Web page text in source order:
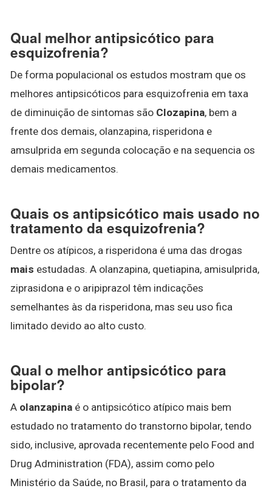
Qual melhor antipsicótico para
esquizofrenia?
De forma populacional os estudos mostram que os
melhores antipsicóticos para esquizofrenia em taxa
de diminuição de sintomas são Clozapina, bem a
frente dos demais, olanzapina, risperidona e
amsulprida em segunda colocação e na sequencia os
demais medicamentos.
Quais os antipsicótico mais usado no
tratamento da esquizofrenia?
Dentre os atípicos, a risperidona é uma das drogas
mais estudadas. A olanzapina, quetiapina, amisulprida,
ziprasidona e o aripiprazol têm indicações
semelhantes às da risperidona, mas seu uso fica
limitado devido ao alto custo.
Qual o melhor antipsicótico para
bipolar?
A olanzapina é o antipsicótico atípico mais bem
estudado no tratamento do transtorno bipolar, tendo
sido, inclusive, aprovada recentemente pelo Food and
Drug Administration (FDA), assim como pelo
Ministério da Saúde, no Brasil, para o tratamento da